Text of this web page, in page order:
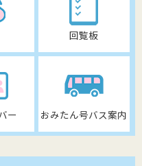
回覧板
ー おみたん号バス案内